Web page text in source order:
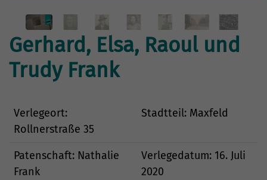
Gerhard, Elsa, Raoul und
Trudy Frank
Verlegeort:
Rollnerstraße 35
Stadtteil: Maxfeld
Patenschaft: Nathalie
Frank
Verlegedatum: 16. Juli
2020